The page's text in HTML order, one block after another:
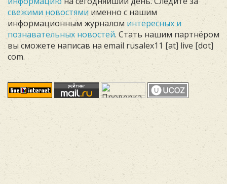
свежими новостями именно с нашим
информационным журналом интересных и
познавательных новостей. Стать нашим партнёром
вы сможете написав на email rusalex11 [at] live [dot]
com.